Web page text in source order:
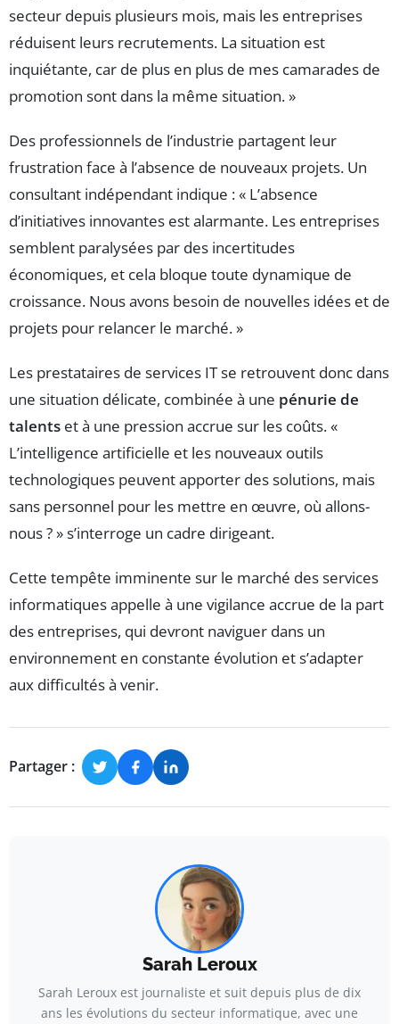
secteur depuis plusieurs mois, mais les entreprises
réduisent leurs recrutements. La situation est
inquiétante, car de plus en plus de mes camarades de
promotion sont dans la même situation. »
Des professionnels de l’industrie partagent leur
frustration face à l’absence de nouveaux projets. Un
consultant indépendant indique : « L’absence
d’initiatives innovantes est alarmante. Les entreprises
semblent paralysées par des incertitudes
économiques, et cela bloque toute dynamique de
croissance. Nous avons besoin de nouvelles idées et de
projets pour relancer le marché. »
Les prestataires de services IT se retrouvent donc dans
une situation délicate, combinée à une pénurie de
talents et à une pression accrue sur les coûts. «
L’intelligence artificielle et les nouveaux outils
technologiques peuvent apporter des solutions, mais
sans personnel pour les mettre en œuvre, où allons-
nous ? » s’interroge un cadre dirigeant.
Cette tempête imminente sur le marché des services
informatiques appelle à une vigilance accrue de la part
des entreprises, qui devront naviguer dans un
environnement en constante évolution et s’adapter
aux difficultés à venir.
Partager :
Sarah Leroux
Sarah Leroux est journaliste et suit depuis plus de dix
ans les évolutions du secteur informatique, avec une